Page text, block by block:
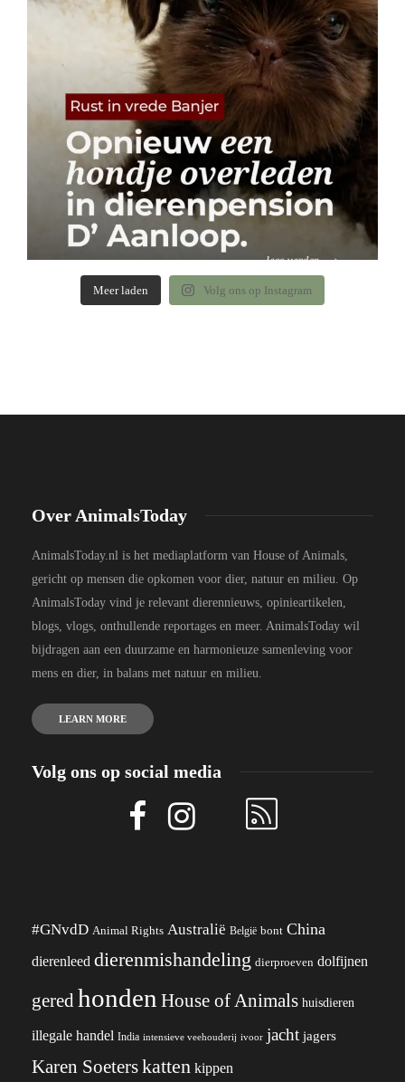
Meer laden Volg ons op Instagram
Over AnimalsToday
AnimalsToday.nl is het mediaplatform van House of Animals,
gericht op mensen die opkomen voor dier, natuur en milieu. Op
AnimalsToday vind je relevant dierennieuws, opinieartikelen,
blogs, vlogs, onthullende reportages en meer. AnimalsToday wil
bijdragen aan een duurzame en harmonieuze samenleving voor
mens en dier, in balans met natuur en milieu.
LEARN MORE
Volg ons op social media
#GNvdD Animal Rights Australië België bont China
dierenleed dierenmishandeling dierproeven dolfijnen
gered honden House of Animals huisdieren
illegale handel India intensieve veehouderij ivoor jacht jagers
Karen Soeterskatten kippen